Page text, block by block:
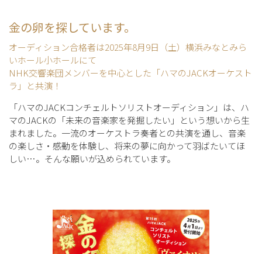
金の卵を探しています。
オーディション合格者は2025年8月9日（土）横浜みなとみら
いホール小ホールにて
NHK交響楽団メンバーを中心とした「ハマのJACKオーケスト
ラ」と共演！
「ハマのJACKコンチェルトソリストオーディション」は、ハ
マのJACKの「未来の音楽家を発掘したい」という想いから生
まれました。一流のオーケストラ奏者との共演を通し、音楽
の楽しさ・感動を体験し、将来の夢に向かって羽ばたいてほ
しい…。そんな願いが込められています。